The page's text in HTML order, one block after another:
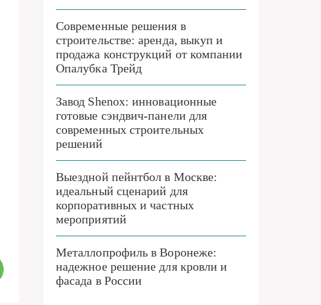
Современные решения в
строительстве: аренда, выкуп и
продажа конструкций от компании
Опалубка Трейд
Завод Shenox: инновационные
готовые сэндвич-панели для
современных строительных
решений
Выездной пейнтбол в Москве:
идеальный сценарий для
корпоративных и частных
мероприятий
Металлопрофиль в Воронеже:
надежное решение для кровли и
фасада в России